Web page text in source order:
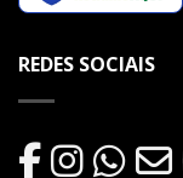
REDES SOCIAIS